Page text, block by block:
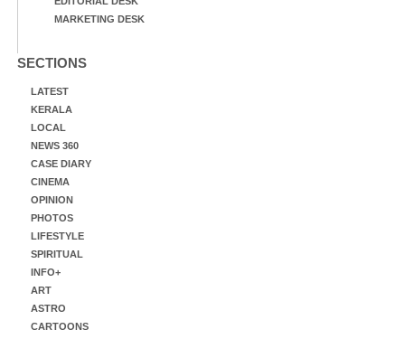
MARKETING DESK
SECTIONS
LATEST
KERALA
LOCAL
NEWS 360
CASE DIARY
CINEMA
OPINION
PHOTOS
LIFESTYLE
SPIRITUAL
INFO+
ART
ASTRO
CARTOONS